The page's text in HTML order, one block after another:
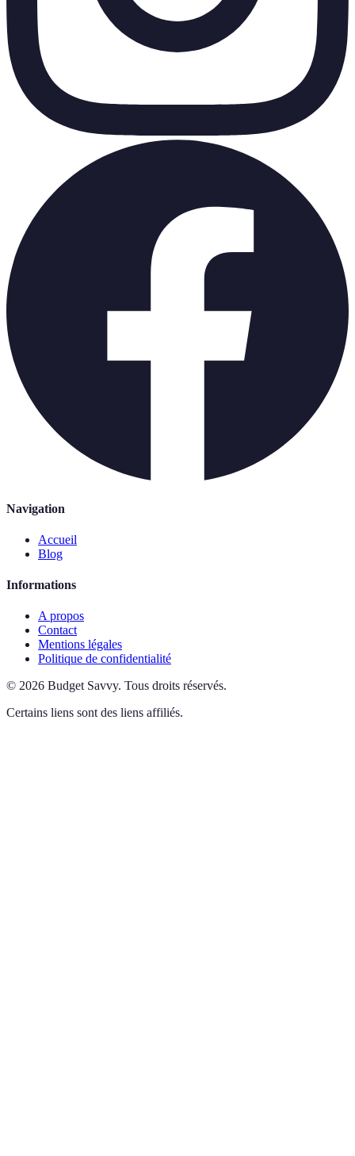
Navigation
Accueil
Blog
Informations
A propos
Contact
Mentions légales
Politique de confidentialité
© 2026 Budget Savvy. Tous droits réservés.
Certains liens sont des liens affiliés.